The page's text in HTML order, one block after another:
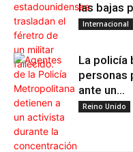
las bajas
Internacional
La policía
personas
ante un...
Reino Unido